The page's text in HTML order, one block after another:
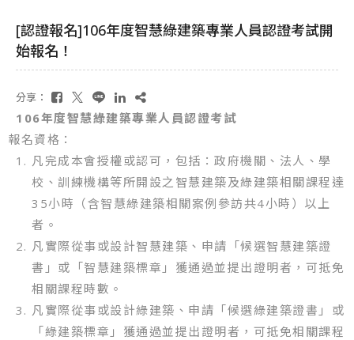
[認證報名]106年度智慧綠建築專業人員認證考試開
始報名！
分享：
106年度智慧綠建築專業人員認證考試
報名資格：
凡完成本會授權或認可，包括：政府機關、法人、學
校、訓練機構等所開設之智慧建築及綠建築相關課程達
35小時（含智慧綠建築相關案例參訪共4小時）以上
者。
凡實際從事或設計智慧建築、申請「候選智慧建築證
書」或「智慧建築標章」獲通過並提出證明者，可抵免
相關課程時數。
凡實際從事或設計綠建築、申請「候選綠建築證書」或
「綠建築標章」獲通過並提出證明者，可抵免相關課程